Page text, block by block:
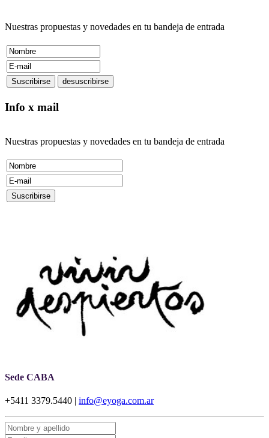
Nuestras propuestas y novedades en tu bandeja de entrada
Info x mail
Nuestras propuestas y novedades en tu bandeja de entrada
Sede CABA
+5411 3379.5440 | info@eyoga.com.ar